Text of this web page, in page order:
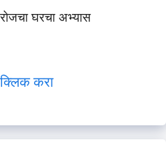
घरचा अभ्यास
करा